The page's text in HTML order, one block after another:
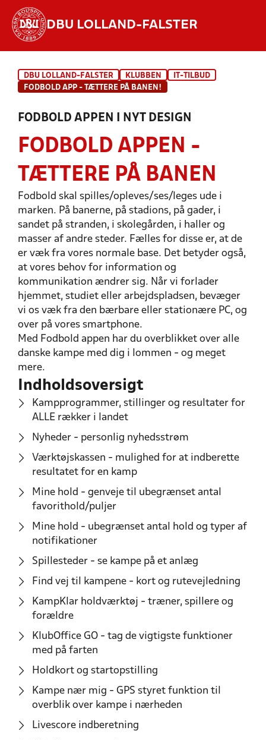
DBU LOLLAND-FALSTER
INDHOLD OG NYHEDER
HOLD
DBU LOLLAND-FALSTER KLUBBEN
IT-TILBUD
FODBOLD APP - TÆTTERE PÅ BANEN!
FODBOLD APPEN I NYT DESIGN
FODBOLD APPEN -
TÆTTERE PÅ BANEN
Fodbold skal spilles/opleves/ses/leges ude i
marken. På banerne, på stadions, på gader, i
sandet på stranden, i skolegården, i haller og
masser af andre steder. Fælles for disse er, at de
er væk fra vores normale base. Det betyder også,
at vores behov for information og
kommunikation ændrer sig. Når vi forlader
hjemmet, studiet eller arbejdspladsen, bevæger
vi os væk fra den bærbare eller stationære PC, og
over på vores smartphone.
Med Fodbold appen har du overblikket over alle
danske kampe med dig i lommen - og meget
mere.
Indholdsoversigt
Kampprogrammer, stillinger og resultater for
ALLE rækker i landet
Nyheder - personlig nyhedsstrøm
Værktøjskassen - mulighed for at indberette
resultatet for en kamp
Mine hold - genveje til ubegrænset antal
favorithold/puljer
Mine hold - ubegrænset antal hold og typer af
notifikationer
Spillesteder - se kampe på et anlæg
Find vej til kampene - kort og rutevejledning
KampKlar holdværktøj - træner, spillere og
forældre
KlubOffice GO - tag de vigtigste funktioner
med på farten
Holdkort og startopstilling
Kampe nær mig - GPS styret funktion til
overblik over kampe i nærheden
Livescore indberetning